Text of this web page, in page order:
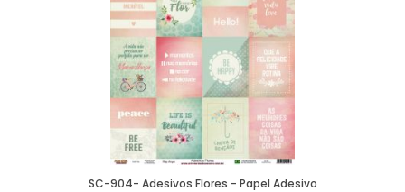
SC-904- Adesivos Flores - Papel Adesivo